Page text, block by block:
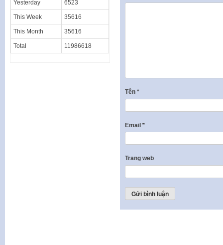
Tên *
Email *
Trang web
Yesterday 6523
This Week 35616
This Month 35616
Total 11986618